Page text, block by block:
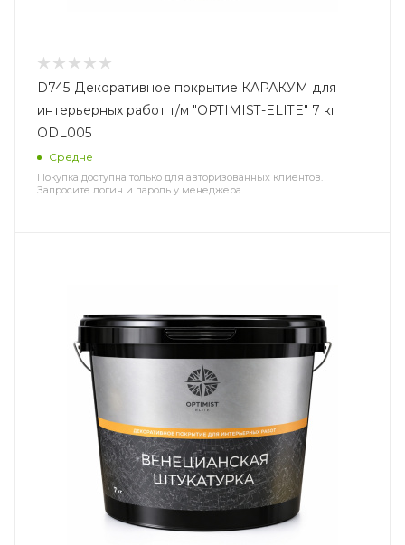
D745 Декоративное покрытие КАРАКУМ для
интерьерных работ т/м "OPTIMIST-ELITE" 7 кг
ODL005
Средне
Покупка доступна только для авторизованных клиентов.
Запросите логин и пароль у менеджера.